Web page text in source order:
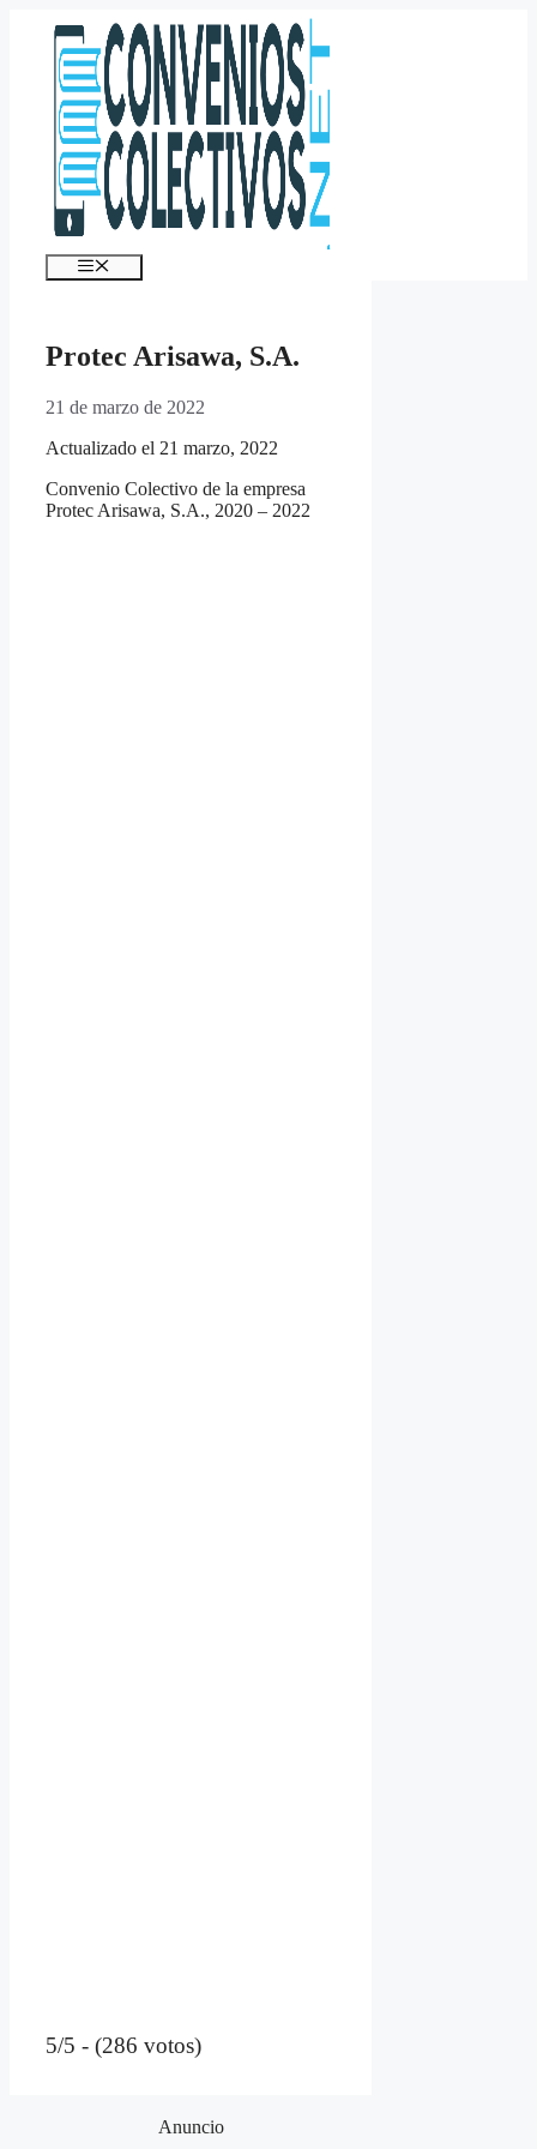
contenido
Menú
Protec Arisawa, S.A.
21 de marzo de 2022
Actualizado el 21 marzo, 2022
Convenio Colectivo de la empresa
Protec Arisawa, S.A., 2020 – 2022
5/5 - (286 votos)
Anuncio